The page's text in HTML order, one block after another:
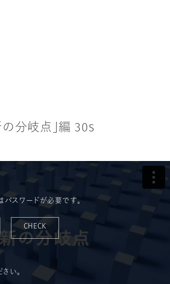
の 分岐点 編 30s
パスワードが必要です。
CHECK
い。